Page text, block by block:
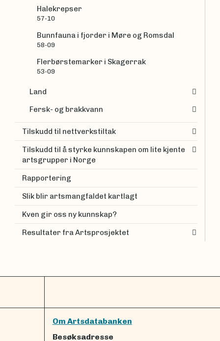
Halekrepser
57-10
Bunnfauna i fjorder i Møre og Romsdal
58-09
Flerbørstemarker i Skagerrak
53-09
Land
Fersk- og brakkvann
Tilskudd til nettverkstiltak
Tilskudd til å styrke kunnskapen om lite kjente
artsgrupper i Norge
Rapportering
Slik blir artsmangfaldet kartlagt
Kven gir oss ny kunnskap?
Resultater fra Artsprosjektet
Om Artsdatabanken
Besøksadresse